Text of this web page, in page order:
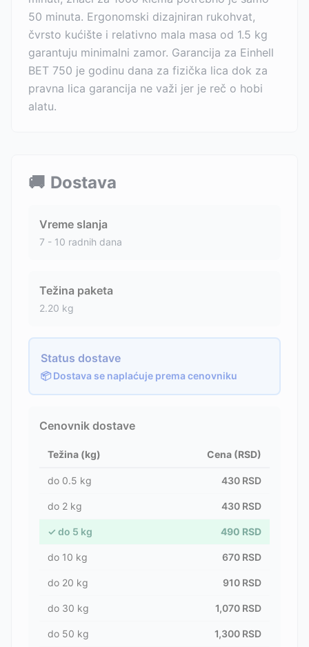
50 minuta. Ergonomski dizajniran rukohvat,
čvrsto kućište i relativno mala masa od 1.5 kg
garantuju minimalni zamor. Garancija za Einhell
BET 750 je godinu dana za fizička lica dok za
pravna lica garancija ne važi jer je reč o hobi
alatu.
🚚 Dostava
Vreme slanja
7 - 10 radnih dana
Težina paketa
2.20 kg
Status dostave
📦 Dostava se naplaćuje prema cenovniku
Cenovnik dostave
Težina (kg) Cena (RSD)
do 0.5 kg 430 RSD
do 2 kg 430 RSD
✓ do 5 kg 490 RSD
do 10 kg 670 RSD
do 20 kg 910 RSD
do 30 kg 1,070 RSD
do 50 kg 1,300 RSD